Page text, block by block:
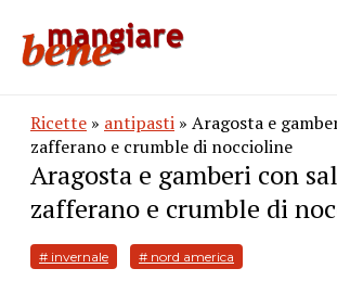
Ricette » antipasti » Aragosta e
zafferano e crumble di noccioline
Aragosta e gamberi con
zafferano e crumble di
# invernale # nord america